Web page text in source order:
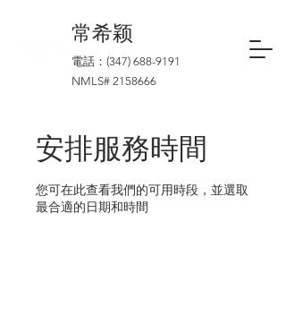
​常希颖
電話：(347) 688-9191
NMLS# 2158666
安排服務時間
您可在此查看我們的可用時段，並選取
最合適的日期和時間